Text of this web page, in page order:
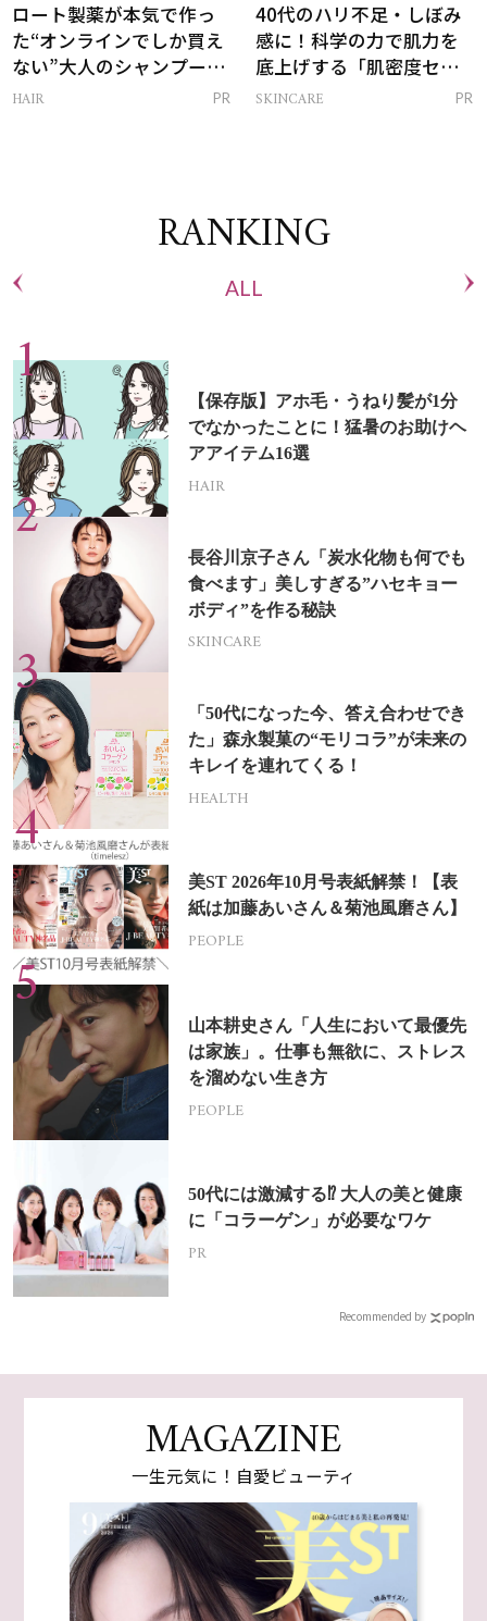
ロート製薬が本気で作っ
た“オンラインでしか買え
ない”大人のシャンプー＆
トリートメントって？
HAIR PR
40代のハリ不足・しぼみ
感に！科学の力で肌力を
底上げする「肌密度セラ
ム」
SKINCARE PR
RANKING
ALL
【保存版】アホ毛・うねり髪が1分
でなかったことに！猛暑のお助けヘ
アアイテム16選
HAIR
長谷川京子さん「炭水化物も何でも
食べます」美しすぎる”ハセキョー
ボディ”を作る秘訣
SKINCARE
「50代になった今、答え合わせでき
た」森永製菓の“モリコラ”が未来の
キレイを連れてくる！
HEALTH
美ST 2026年10月号表紙解禁！【表
紙は加藤あいさん＆菊池風磨さん】
PEOPLE
山本耕史さん「人生において最優先
は家族」。仕事も無欲に、ストレス
を溜めない生き方
PEOPLE
50代には激減する⁉ 大人の美と健康
に「コラーゲン」が必要なワケ
PR
Recommended by
MAGAZINE
一生元気に！自愛ビューティ